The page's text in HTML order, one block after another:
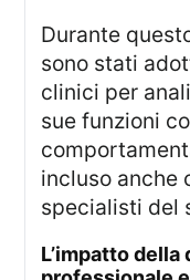
Durante questo percorso diagnostico,
sono stati
clinici per
sue funzioni
incluso anche
specialisti del
L’impatto della diagnosi sulla vita